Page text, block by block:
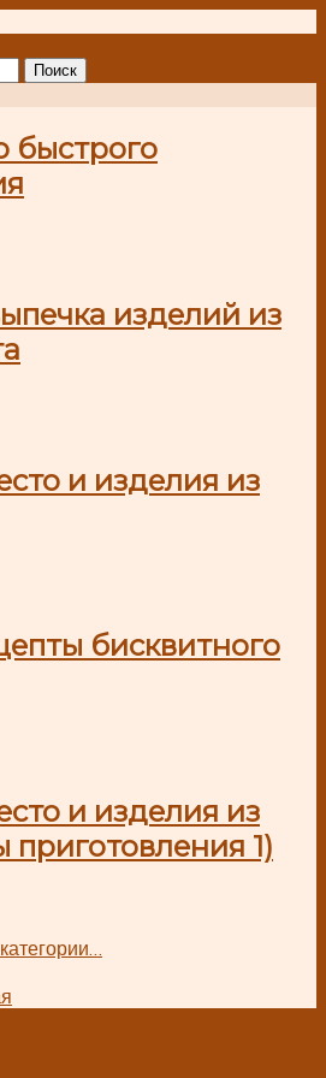
быстрого
изделий из
и изделия из
бисквитного
и изделия из
приготовления 1)